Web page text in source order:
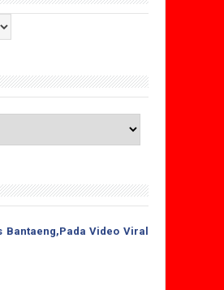
Bantaeng,Pada Video Viral